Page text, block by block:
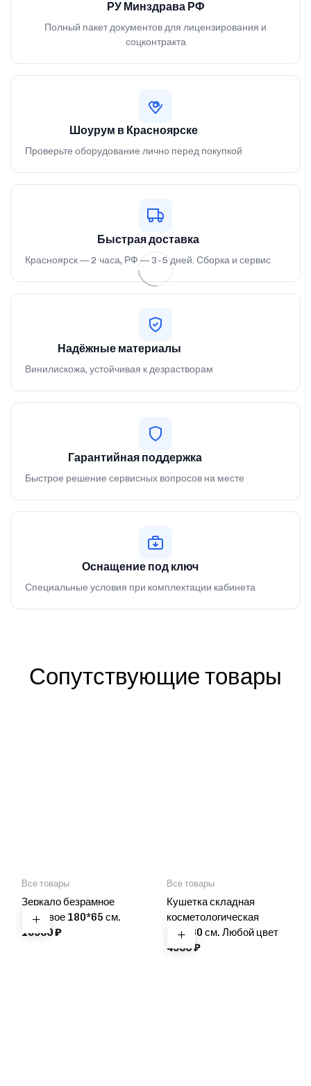
РУ Минздрава РФ
Полный пакет документов для лицензирования и
соцконтракта
Шоурум в Красноярске
Проверьте оборудование лично перед покупкой
Быстрая доставка
Красноярск — 2 часа, РФ — 3-5 дней. Сборка и сервис
Надёжные материалы
Винилискожа, устойчивая к дезрастворам
Гарантийная поддержка
Быстрое решение сервисных вопросов на месте
Оснащение под ключ
Специальные условия при комплектации кабинета
Сопутствующие товары
Все товары
Зеркало безрамное
ростовое 180*65 см.
16900₽
Все товары
Кушетка складная
косметологическая
180*60 см. Любой цвет
4900₽